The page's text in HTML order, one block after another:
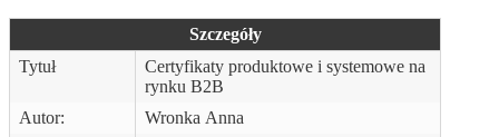
Szczegóły
Tytuł
Certyfikaty produktowe i systemowe na
rynku B2B
Autor:
Wronka Anna